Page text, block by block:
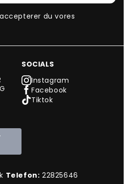
du vores
SOCIALS
Instagram
Facebook
Tiktok
Telefon: 22825646